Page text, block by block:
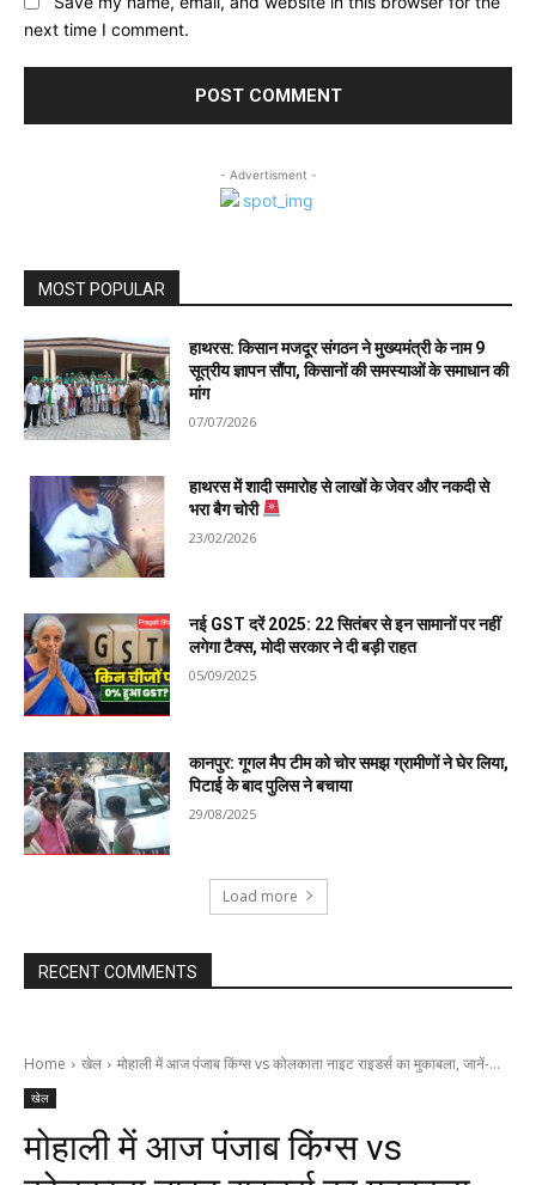
next time I comment.
- Advertisment -
MOST POPULAR
हाथरस: किसान मजदूर संगठन ने मुख्यमंत्री के नाम 9
सूत्रीय ज्ञापन सौंपा, किसानों की समस्याओं के समाधान की
मांग
07/07/2026
हाथरस में शादी समारोह से लाखों के जेवर और नकदी से
भरा बैग चोरी
23/02/2026
नई GST दरें 2025: 22 सितंबर से इन सामानों पर नहीं
लगेगा टैक्स, मोदी सरकार ने दी बड़ी राहत
05/09/2025
कानपुर: गूगल मैप टीम को चोर समझ ग्रामीणों ने घेर लिया,
पिटाई के बाद पुलिस ने बचाया
29/08/2025
Load more
RECENT COMMENTS